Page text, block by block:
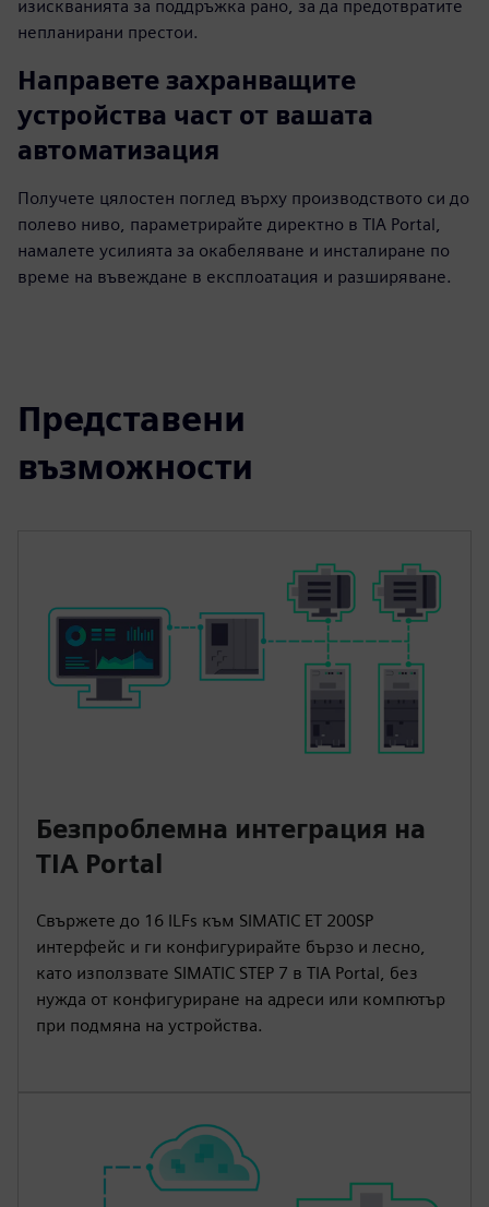
изискванията за поддръжка рано, за да предотвратите
непланирани престои.
Направете захранващите
устройства част от вашата
автоматизация
Получете цялостен поглед върху производството си до
полево ниво, параметрирайте директно в TIA Portal,
намалете усилията за окабеляване и инсталиране по
време на въвеждане в експлоатация и разширяване.
Представени
възможности
Безпроблемна интеграция на
TIA Portal
Свържете до 16 ILFs към SIMATIC ET 200SP
интерфейс и ги конфигурирайте бързо и лесно,
като използвате SIMATIC STEP 7 в TIA Portal, без
нужда от конфигуриране на адреси или компютър
при подмяна на устройства.